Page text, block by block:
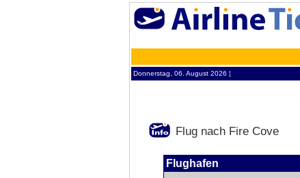
Donnerstag, 06. August 2026 ¦
Flug nach Fire Cove
Flughafen